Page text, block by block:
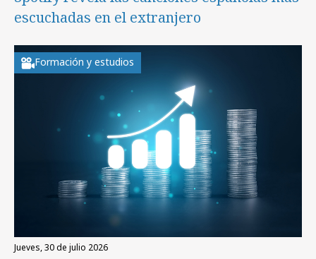
escuchadas en el extranjero
Formación y estudios
jueves, 30 de julio 2026